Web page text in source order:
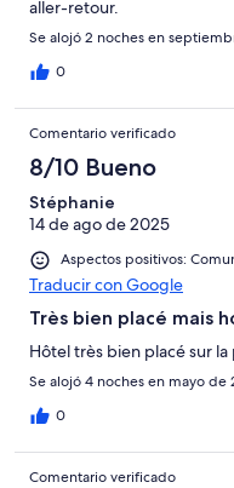
aller-retour.
Se alojó 2 noches en
0
Comentario verificado
8/10 Bueno
Stéphanie
14 de ago de 2025
Aspectos positivos:
Traducir con Google
Très bien placé mais
Hôtel très bien placé sur
Se alojó 4 noches en mayo de
0
Comentario verificado